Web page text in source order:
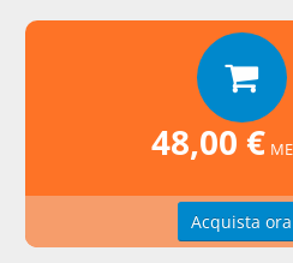
del 2017 numero 50
48,00 €
Acquista ora